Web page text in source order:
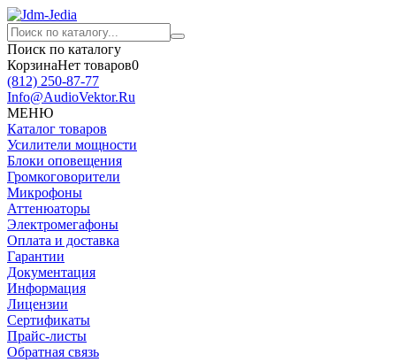
Поиск по каталогу
КорзинаНет товаров0
(812) 250-87-77
Info@AudioVektor.Ru
МЕНЮ
Каталог товаров
Усилители мощности
Блоки оповещения
Громкоговорители
Микрофоны
Аттенюаторы
Электромегафоны
Оплата и доставка
Гарантии
Документация
Информация
Лицензии
Сертификаты
Прайс-листы
Обратная связь